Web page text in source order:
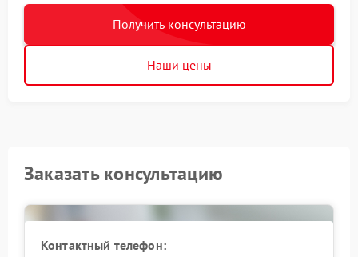
Получить консультацию
Наши цены
Заказать консультацию
Контактный телефон: